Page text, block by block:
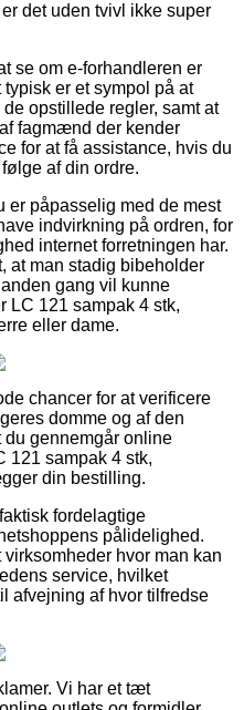
det uden tvivl ikke super
se om e-forhandleren er
er et sympol på at
opstillede regler, samt at
fagmænd der kender
for at få assistance, hvis du
af din ordre.
er påpasselig med de mest
indvirkning på ordren, for
internet forretningen har.
at man stadig bibeholder
gang vil kunne
LC 121 sampak 4 stk,
eller dame.
chancer for at verificere
domme og af den
gennemgår online
121 sampak 4 stk,
din bestilling.
fordelagtige
pålidelighed.
hvor man kan
service, hvilket
afvejning af hvor tilfredse
Vi har et tæt